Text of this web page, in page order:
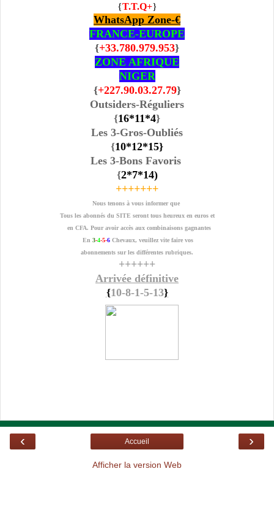
{T.T.Q+}
WhatsApp Zone-€
FRANCE-EUROPE
{+33.780.979.953}
ZONE AFRIQUE
NIGER
{+227.90.03.27.79}
Outsiders-Réguliers
{16*11 *4}
Les 3-Gros-Oubliés
{10*12*15}
Les 3-Bons Favoris
{2*7*14)
+++++++
Nous tenons à vous informer que
Tous les abonnés du SITE seront tous heureux en euros et
en CFA. Pour avoir accès aux combinaisons gagnantes
En 3-4-5-6 Chevaux, veuillez vite faire vos
abonnements sur les différentes rubriques.
++++++
Arrivée définitive
{10-8-1-5-13}
‹ ›
Accueil
Afficher la version Web